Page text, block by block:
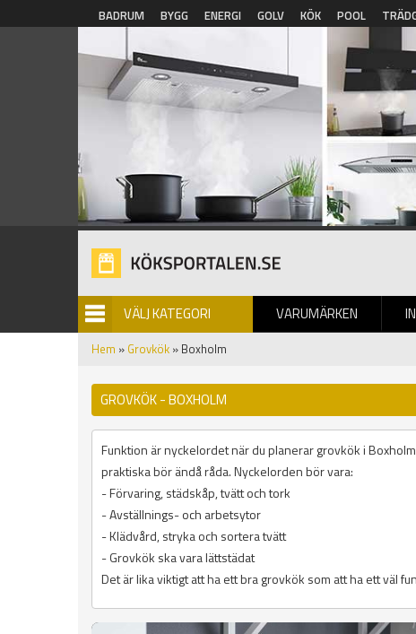
Hoppa till huvudinnehåll
BADRUM BYGG ENERGI GOLV KÖK POOL
VÄLJ KATEGORI VARUMÄRKEN
BILDGALLERI
Hem » Grovkök » Boxholm
GROVKÖK - BOXHOLM
Funktion är nyckelordet när du planerar grovkök i
praktiska bör ändå råda. Nyckelorden bör vara:
- Förvaring, städskåp, tvätt och tork
- Avställnings- och arbetsytor
- Klädvård, stryka och sortera tvätt
- Grovkök ska vara lättstädat
Det är lika viktigt att ha ett bra grovkök som att ha ett väl